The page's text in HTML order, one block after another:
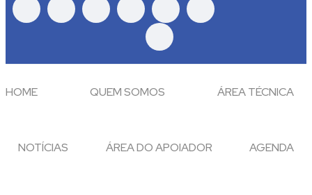
HOME QUEM SOMOS ÁREA TÉCNICA
NOTÍCIAS ÁREA DO APOIADOR AGENDA